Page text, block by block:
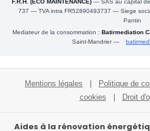
F.R.H. (ECO MAINTENANCE)— SAS au capital
737 — TVA intra FR52890493737 — Siege
Pantin
Mediateur de la consommation : Batirmediation
Saint-Mandrier —
Mentions légales Politique de
cookies
Droit
Aides à la rénovation